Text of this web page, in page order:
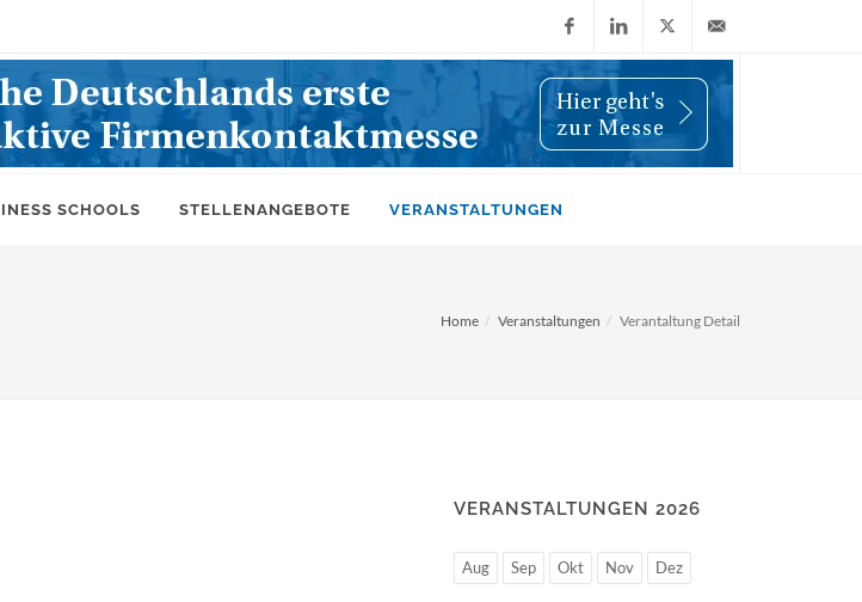
FacebookLinkedIn
X
(Twitter)
info@wiwi-
SCHOOLS STELLENANGEBOTE VERANSTALTUNGEN
Home Veranstaltungen Verantaltung Detail
VERANSTALTUNGEN 2026
Aug Sep Okt Nov Dez